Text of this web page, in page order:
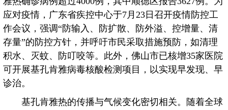
应对疫情，广东省疾控中心于7月23日召开疫情防控工
作会议，强调“防输入、防扩散、防外溢、控增量、清
存量”的防控方针，并呼吁市民采取措施预防，如清理
积水、灭蚊、防叮咬等。此外，佛山市已核增35家医院
可开展基孔肯雅病毒核酸检测项目，以实现早发现、早
诊治。
基孔肯雅热的传播与气候变化密切相关。随着全球